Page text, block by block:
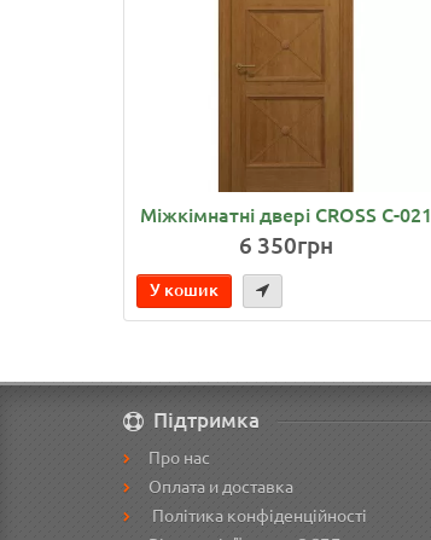
Міжкімнатні двері CROSS C-021
6 350грн
У кошик
Підтримка
Про нас
Оплата и доставка
Політика конфіденційності